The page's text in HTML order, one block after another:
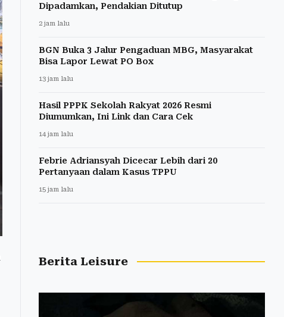
Dipadamkan, Pendakian Ditutup
2 jam lalu
BGN Buka 3 Jalur Pengaduan MBG, Masyarakat
Bisa Lapor Lewat PO Box
13 jam lalu
Hasil PPPK Sekolah Rakyat 2026 Resmi
Diumumkan, Ini Link dan Cara Cek
14 jam lalu
Febrie Adriansyah Dicecar Lebih dari 20
Pertanyaan dalam Kasus TPPU
15 jam lalu
Berita Leisure